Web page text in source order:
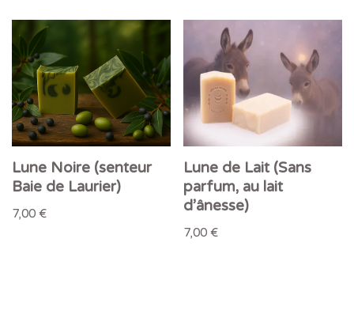
Lune Noire (senteur
Baie de Laurier)
7,00 €
Lune de Lait (Sans
parfum, au lait
d’ânesse)
7,00€